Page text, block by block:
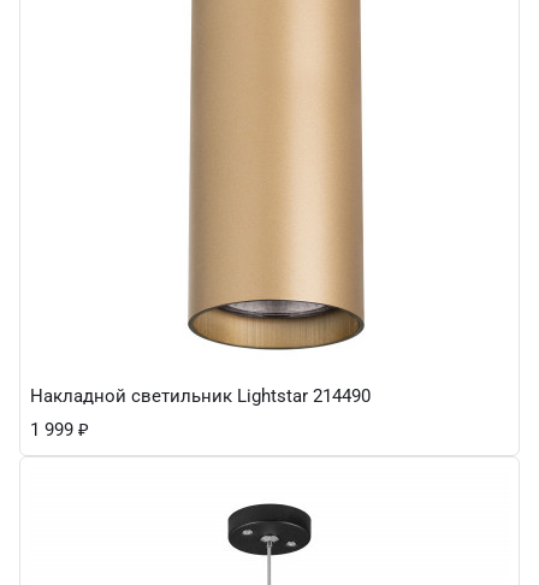
Накладной светильник Lightstar 214490
1 999 ₽